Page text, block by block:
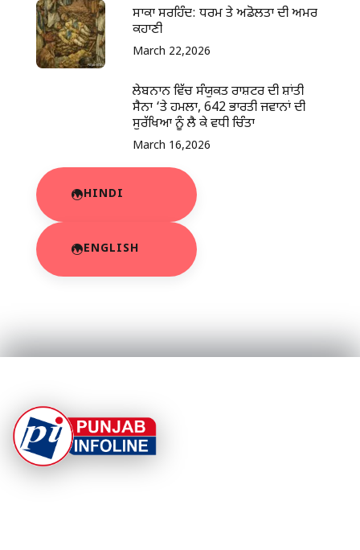
ਸਾਕਾ ਸਰਹਿੰਦ: ਧਰਮ ਤੇ ਅਡੋਲਤਾ ਦੀ ਅਮਰ
ਕਹਾਣੀ
March 22,2026
ਲੇਬਨਾਨ ਵਿੱਚ ਸੰਯੁਕਤ ਰਾਸ਼ਟਰ ਦੀ ਸ਼ਾਂਤੀ
ਸੈਨਾ ‘ਤੇ ਹਮਲਾ, 642 ਭਾਰਤੀ ਜਵਾਨਾਂ ਦੀ
ਸੁਰੱਖਿਆ ਨੂੰ ਲੈ ਕੇ ਵਧੀ ਚਿੰਤਾ
March 16,2026
HINDI
ENGLISH